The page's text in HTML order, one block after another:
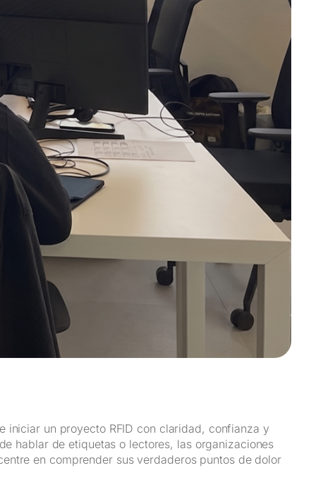
iniciar un proyecto RFID con claridad, confianza y
hablar de etiquetas o lectores, las organizaciones
en comprender sus verdaderos puntos de dolor